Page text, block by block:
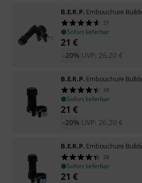
B.E.R.P. Embouchure
27
Sofort lieferbar
21 €
UVP: 26,20 €
-20%
B.E.R.P. Embouchure
39
Sofort lieferbar
21 €
UVP: 26,20 €
-20%
B.E.R.P. Embouchure
28
Sofort lieferbar
21 €